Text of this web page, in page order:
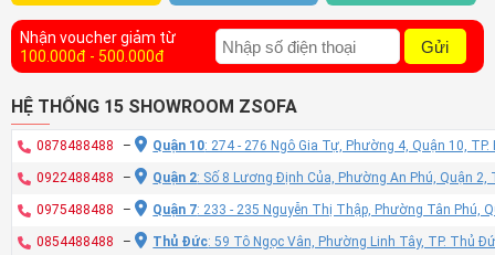
Nhận voucher giảm từ
100.000đ - 500.000đ
Gửi
HỆ THỐNG 15 SHOWROOM ZSOFA
0878488488 – Quận 10: 274 - 276 Ngô Gia Tự, Phường 4, Quận 10, TP.
0922488488 – Quận 2: Số 8 Lương Định Của, Phường An Phú, Quận 2,
0975488488 – Quận 7: 233 - 235 Nguyễn Thị Thập, Phường Tân Phú,
0854488488 – Thủ Đức: 59 Tô Ngọc Vân, Phường Linh Tây, TP. Thủ